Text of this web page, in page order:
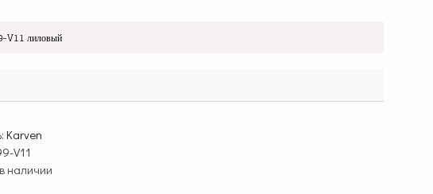
V11 лиловый
Karven
V11
наличии